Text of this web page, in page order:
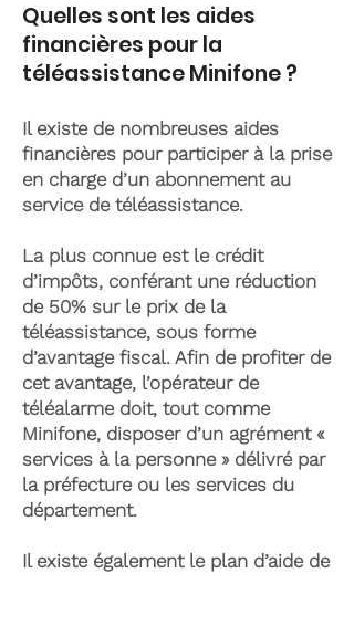
Quelles sont les aides
financières pour la
téléassistance Minifone ?
Il existe de nombreuses aides
financières pour participer à la prise
en charge d’un abonnement au
service de téléassistance.
La plus connue est le crédit
d’impôts, conférant une réduction
de 50% sur le prix de la
téléassistance, sous forme
d’avantage fiscal. Afin de profiter de
cet avantage, l’opérateur de
téléalarme doit, tout comme
Minifone, disposer d’un agrément «
services à la personne » délivré par
la préfecture ou les services du
département.
Il existe également le plan d’aide de